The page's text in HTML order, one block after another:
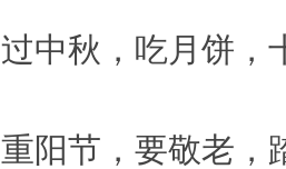
过中秋，吃月饼，
重阳节，要敬老，